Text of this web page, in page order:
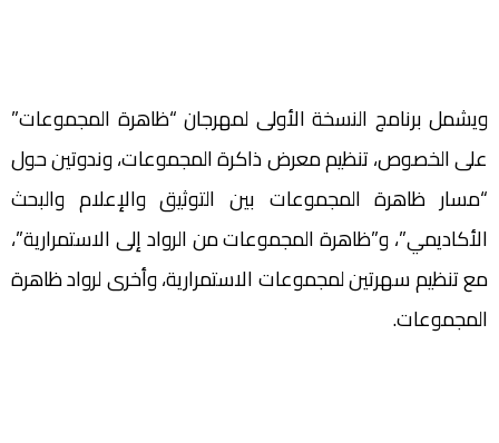
ويشمل برنامج النسخة الأولى لمهرجان “ظاهرة المجموعات”
على الخصوص، تنظيم معرض ذاكرة المجموعات، وندوتين حول
“مسار ظاهرة المجموعات بين التوثيق والإعلام والبحث
الأكاديمي”، و”ظاهرة المجموعات من الرواد إلى الاستمرارية”،
مع تنظيم سهرتين لمجموعات الاستمرارية، وأخرى لرواد ظاهرة
المجموعات.